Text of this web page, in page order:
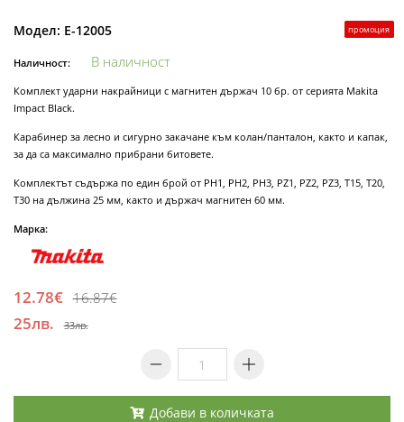
промоция
Модел: E-12005
Наличност: В наличност
Комплект ударни накрайници с магнитен държач 10 бр. от серията Makita
Impact Black.
Карабинер за лесно и сигурно закачане към колан/панталон, както и капак,
за да са максимално прибрани битовете.
Комплектът съдържа по един брой от PH1, PH2, PH3, PZ1, PZ2, PZ3, T15, T20,
T30 на дължина 25 мм, както и държач магнитен 60 мм.
Марка:
12.78€ 16.87€
25лв. 33лв.
Добави в количката